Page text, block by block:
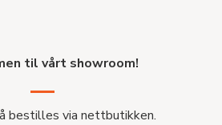
til vårt showroom!
bestilles via nettbutikken.